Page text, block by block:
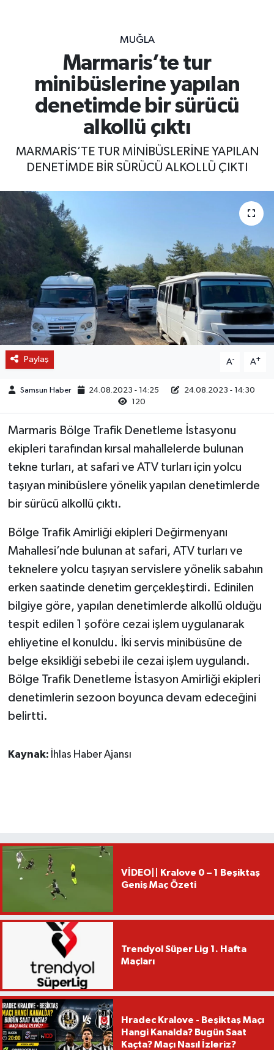
MUĞLA
Marmaris’te tur
minibüslerine yapılan
denetimde bir sürücü
alkollü çıktı
MARMARİS’TE TUR MİNİBÜSLERİNE YAPILAN
DENETİMDE BİR SÜRÜCÜ ALKOLLÜ ÇIKTI
Paylaş A- A+
Samsun Haber 24.08.2023 - 14:25
24.08.2023 - 14:30
120
Marmaris Bölge Trafik Denetleme İstasyonu
ekipleri tarafından kırsal mahallelerde bulunan
tekne turları, at safari ve ATV turları için yolcu
taşıyan minibüslere yönelik yapılan denetimlerde
bir sürücü alkollü çıktı.
Bölge Trafik Amirliği ekipleri Değirmenyanı
Mahallesi’nde bulunan at safari, ATV turları ve
teknelere yolcu taşıyan servislere yönelik sabahın
erken saatinde denetim gerçekleştirdi. Edinilen
bilgiye göre, yapılan denetimlerde alkollü olduğu
tespit edilen 1 şoföre cezai işlem uygulanarak
ehliyetine el konuldu. İki servis minibüsüne de
belge eksikliği sebebi ile cezai işlem uygulandı.
Bölge Trafik Denetleme İstasyon Amirliği ekipleri
denetimlerin sezoon boyunca devam edeceğini
belirtti.
Kaynak: İhlas Haber Ajansı
VİDEO|| Kralove 0 – 1 Beşiktaş
Geniş Maç Özeti
Trendyol Süper Lig 1. Hafta
Maçları
Hradec Kralove - Beşiktaş Maçı
Hangi Kanalda? Bugün Saat
Kaçta? Maçı Nasıl İzleriz?